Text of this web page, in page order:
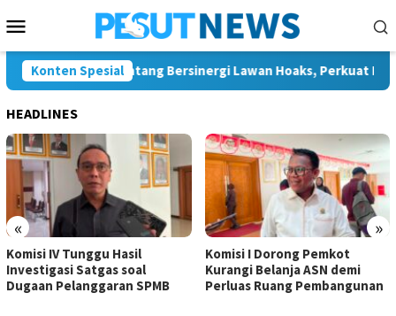
ke
Mobile
Konten Spesial
dan JMSI Bontang Bersinergi Lawan Hoaks, Perkuat
HEADLINES
« »
Komisi IV Tunggu Hasil
Investigasi Satgas soal
Dugaan Pelanggaran SPMB
Komisi I Dorong Pemkot
Kurangi Belanja ASN demi
Perluas Ruang Pembangunan